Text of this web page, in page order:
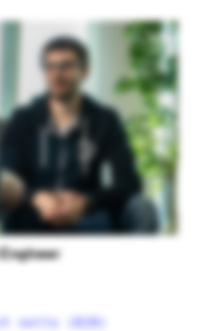
Engineer
netto (B2B)